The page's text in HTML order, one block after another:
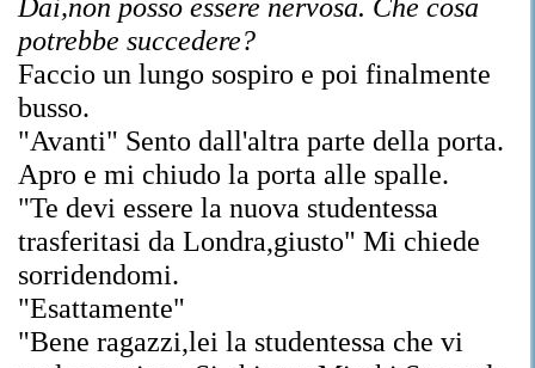
Dai,non posso essere nervosa. Che cosa
potrebbe succedere?
Faccio un lungo sospiro e poi finalmente
busso.
"Avanti" Sento dall'altra parte della porta.
Apro e mi chiudo la porta alle spalle.
"Te devi essere la nuova studentessa
trasferitasi da Londra,giusto" Mi chiede
sorridendomi.
"Esattamente"
"Bene ragazzi,lei la studentessa che vi